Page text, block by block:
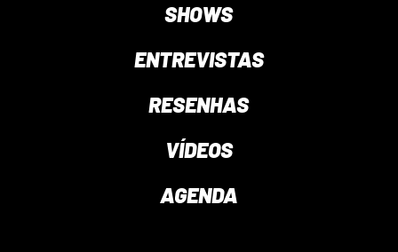
SHOWS
ENTREVISTAS
RESENHAS
VÍDEOS
AGENDA